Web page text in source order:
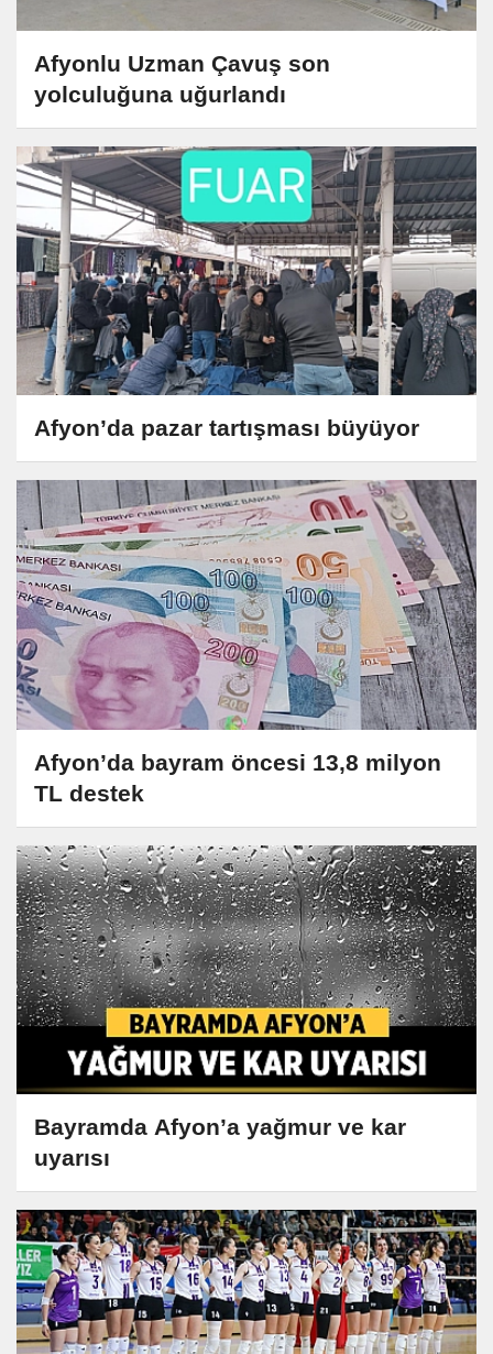
Afyonlu Uzman Çavuş son
yolculuğuna uğurlandı
Afyon’da pazar tartışması büyüyor
Afyon’da bayram öncesi 13,8 milyon
TL destek
Bayramda Afyon’a yağmur ve kar
uyarısı